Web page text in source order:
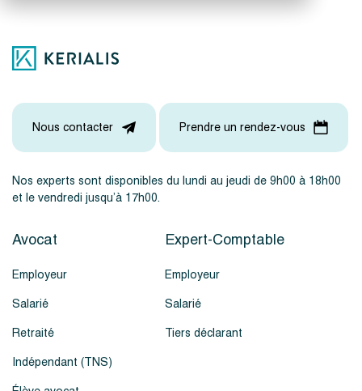
Nos experts sont disponibles du lundi au jeudi de 9h00 à 18h00
et le vendredi jusqu’à 17h00.
Nous contacter Prendre un rendez-vous
Avocat
Employeur
Salarié
Retraité
Indépendant (TNS)
Expert-Comptable
Employeur
Salarié
Tiers déclarant